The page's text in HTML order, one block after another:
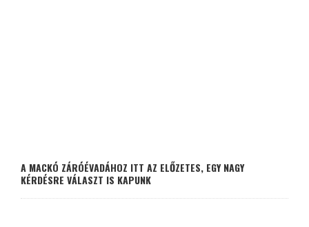
A MACKÓ ZÁRÓÉVADÁHOZ ITT AZ ELŐZETES, EGY NAGY
KÉRDÉSRE VÁLASZT IS KAPUNK